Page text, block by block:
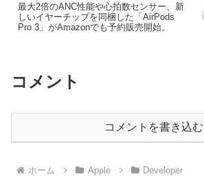
最大2倍のANC性能や心拍数センサー、新
しいイヤーチップを同梱した「AirPods
Pro 3」がAmazonでも予約販売開始。
コメント
コメントを書き込む
ホーム Apple Developer